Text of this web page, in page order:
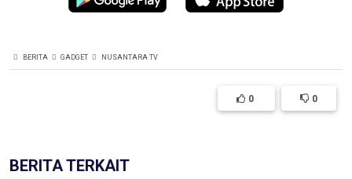
BERITA GADGET NUSANTARA TV
0 0
BERITA TERKAIT